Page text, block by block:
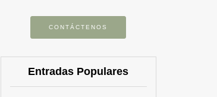
CONTÁCTENOS
Entradas Populares